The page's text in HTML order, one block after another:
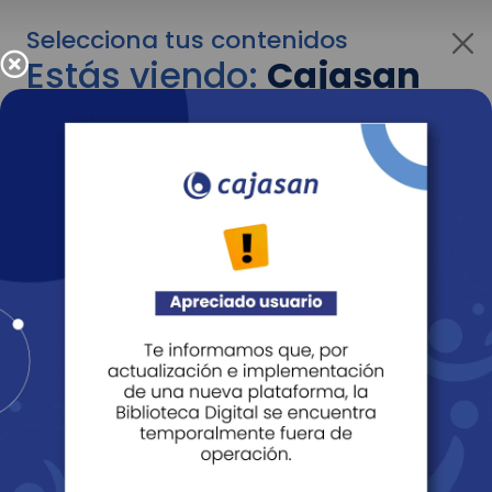
Selecciona tus contenidos
Estás viendo:Cajasan
para personas
Para cambiar al contenido de tu interés más
adelante recuerda utilizar el menú
Entendido